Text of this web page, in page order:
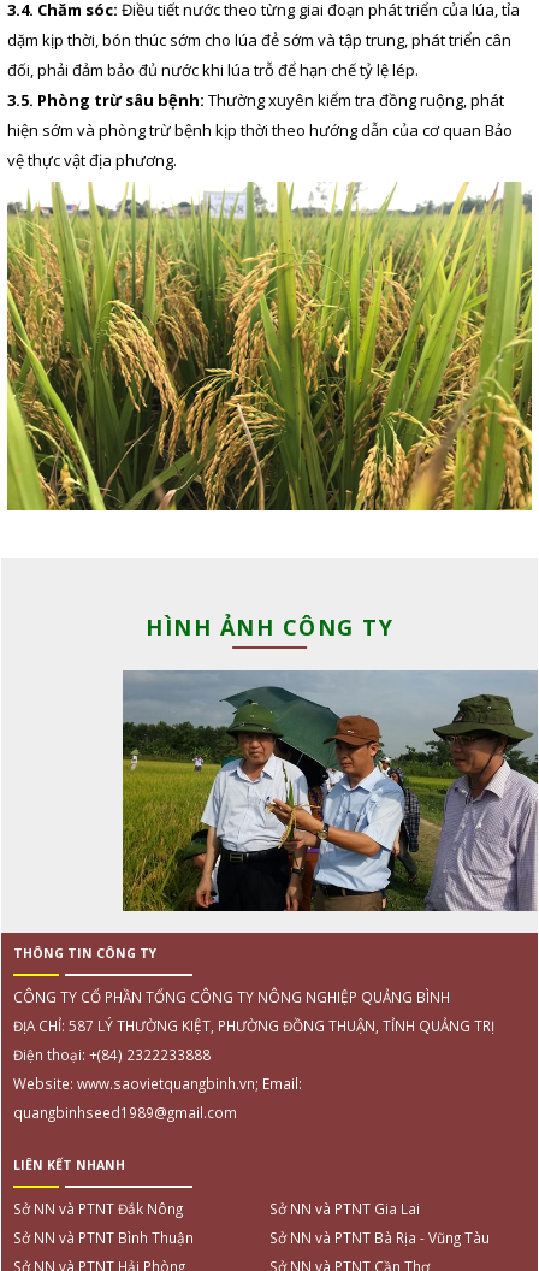
3.4. Chăm sóc: Điều tiết nước theo từng giai đoạn phát triển của lúa, tỉa
dặm kịp thời, bón thúc sớm cho lúa đẻ sớm và tập trung, phát triển cân
đối, phải đảm bảo đủ nước khi lúa trỗ để hạn chế tỷ lệ lép.
3.5. Phòng trừ sâu bệnh: Thường xuyên kiểm tra đồng ruộng, phát
hiện sớm và phòng trừ bệnh kịp thời theo hướng dẫn của cơ quan Bảo
vệ thực vật địa phương.
HÌNH ẢNH CÔNG TY
THÔNG TIN CÔNG TY
CÔNG TY CỔ PHẦN TỔNG CÔNG TY NÔNG NGHIỆP QUẢNG BÌNH
ĐỊA CHỈ: 587 LÝ THƯỜNG KIỆT, PHƯỜNG ĐỒNG THUẬN, TỈNH QUẢNG TRỊ
Điện thoại: +(84) 2322233888
Website: www.saovietquangbinh.vn; Email:
quangbinhseed1989@gmail.com
LIÊN KẾT NHANH
Sở NN và PTNT Đắk Nông
Sở NN và PTNT Gia Lai
Sở NN và PTNT Bình Thuận
Sở NN và PTNT Bà Rịa - Vũng Tàu
Sở NN và PTNT Hải Phòng
Sở NN và PTNT Cần Thơ